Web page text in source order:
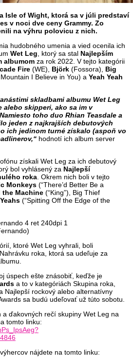
Isle of Wight, ktorá sa v júli predstaví
v noci dve ceny Grammy. Zo
na výhru polovicu z nich.
hudobného umenia a vied ocenila ich
Wet Leg , ktorý sa stal Najlepším
albumom za rok 2022. V tejto kategórii
Fire (WE), Björk (Fossora), Big
I Believe in You) a Yeah Yeah
skladbami albumu Wet Leg
alebo skipperi, ako sa im v
toho duo Rhian Teasdale a
jeden z najkrajších debutových
ich jedinom turné získalo (aspoň vo
hodnotí ich album server
získali Wet Leg za ich debutový
bol vyhlásený za Najlepší
roka . Okrem nich boli v tejto
Monkeys (“There’d Better Be a
the Machine (“King”), Big Thief
(“Spitting Off the Edge of the
ktoré Wet Leg vyhrali, boli
roka, ktorá sa udeľuje za
úspech ešte znásobiť, keďže je
a to v kategóriách Skupina roka,
Najlepší rockový alebo alternatívny
sa budú udeľovať už túto sobotu.
a ďakovných rečí skupiny Wet Leg na
tomto linku:
nájdete na tomto linku: